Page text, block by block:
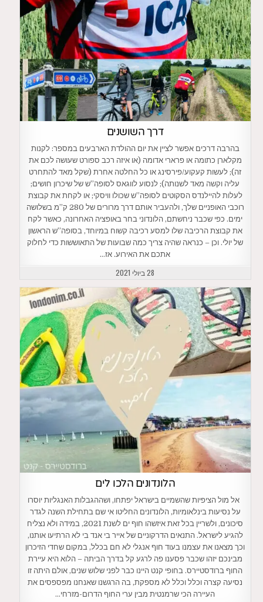
דרך השושנים
בהרבה דרכים אפשר לציין את יום ההולדת הארבעים במספר: לקנות
מקלארן כתומה או פרארי אדומה (או איזה רכב ספורט שעושה לכם את
זה); לעשות קעקוע/פירסינג או כל החלטה אחרת (שקל מאד להתחרט
עליה וקשה מאד לשנותה); לנסוע לווגאס לסופה”ש של שיכרון חושים;
לעלות להיילנדס הסקוטים לסופה”ש שכולו וויסקי; או לקחת את קבוצת
רוכבי האופניים שלך, ולהעביר אותם דרך מרורים של 280 ק”מ בשלושה
ימים. כפי שכבר ניחשתם, הלונדוני בחר באופציה האחרונה, כאשר לקח
את קבוצת הרכיבה שלו למסע רכיבה קשוח במיוחד, בסופה”ש הראשון
של יולי. וכן – כנראה שהיה צריך כמה שבועות של התאוששות כדי לחלוק
אתכם את האירוע. אז…
28 ביולי 2021
הלונדונים הלכו לים
אל מול הציפיות שהשמיים בישראל יפתחו, ושההגבלות האנגליות יוסרו
על נסיעות בינלאומיות, הלונדונים החליטו אי שם בתחילת השנה לגדר
סיכונים, ולשריין בכל זאת איזשהו חוף ים לשנת 2021, במידה ולא נצליח
להגיע לישראל. התנאים הדרקוניים של אייר בי אנד בי לא הרתיעו אותנו,
וכך מצאנו את עצמנו בעוד חוף אנגלי לא חם בכלל, במקום שחדי הזיכרון
מבינכם יזהו שכבר פסענו פה לרגע קל בדרך הביתה – הלוא היא עיירת
החוף ברודסטיירס. בחופי קנט היינו כבר לפני שלוש שנים, אולם היתה זו
נסיעה קצרה וכלל וכלל לא מספקת, בה הרגשנו שאנחנו מפספסים את
העיירה הכי שרמנטית מבין ערי החוף הדרום-מזרחי…